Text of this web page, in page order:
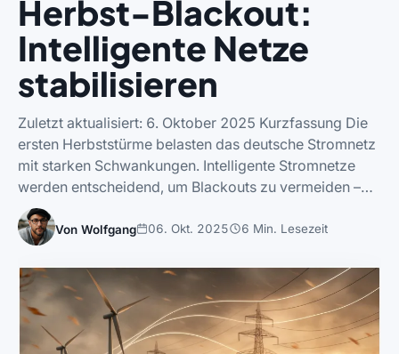
Herbst-Blackout:
Intelligente Netze
stabilisieren
Zuletzt aktualisiert: 6. Oktober 2025 Kurzfassung Die
ersten Herbststürme belasten das deutsche Stromnetz
mit starken Schwankungen. Intelligente Stromnetze
werden entscheidend, um Blackouts zu vermeiden –…
Von Wolfgang 06. Okt. 2025 6 Min. Lesezeit